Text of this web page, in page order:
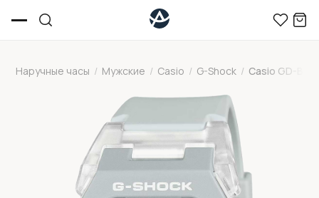
Наручные часы / Мужские / Casio / G-Shock / Casio GD-